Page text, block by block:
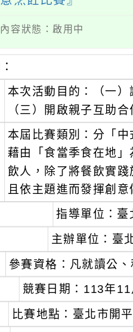
容狀態：啟用中
本次活動目的：（一
（三）開啟親子互助
本屆比賽類別：分「
藉由「食當季食在地
飲人，除了將餐飲實
且依主題進而發揮創
指導單位：臺
主辦單位：臺
參賽資格：凡就讀公
競賽日期：113年
比賽地點：臺北市開